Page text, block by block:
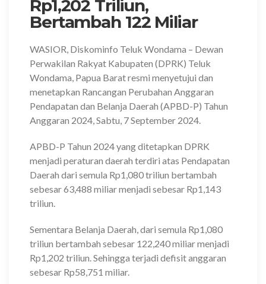
Rp1,202 Triliun,
Bertambah 122 Miliar
WASIOR, Diskominfo Teluk Wondama – Dewan
Perwakilan Rakyat Kabupaten (DPRK) Teluk
Wondama, Papua Barat resmi menyetujui dan
menetapkan Rancangan Perubahan Anggaran
Pendapatan dan Belanja Daerah (APBD-P) Tahun
Anggaran 2024, Sabtu, 7 September 2024.
APBD-P Tahun 2024 yang ditetapkan DPRK
menjadi peraturan daerah terdiri atas Pendapatan
Daerah dari semula Rp1,080 triliun bertambah
sebesar 63,488 miliar menjadi sebesar Rp1,143
triliun.
Sementara Belanja Daerah, dari semula Rp1,080
triliun bertambah sebesar 122,240 miliar menjadi
Rp1,202 triliun. Sehingga terjadi defisit anggaran
sebesar Rp58,751 miliar.